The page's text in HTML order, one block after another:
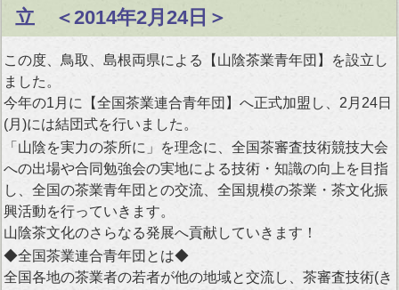
立 ＜2014年2月24日＞
この度、鳥取、島根両県による【山陰茶業青年団】を設立し
ました。
今年の1月に【全国茶業連合青年団】へ正式加盟し、2月24日
(月)には結団式を行いました。
「山陰を実力の茶所に」を理念に、全国茶審査技術競技大会
への出場や合同勉強会の実地による技術・知識の向上を目指
し、全国の茶業青年団との交流、全国規模の茶業・茶文化振
興活動を行っていきます。
山陰茶文化のさらなる発展へ貢献していきます！
◆全国茶業連合青年団とは◆
全国各地の茶業者の若者が他の地域と交流し、茶審査技術(き